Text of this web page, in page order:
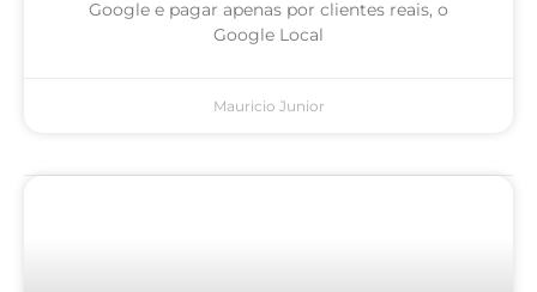
Google e pagar apenas por clientes reais, o
Google Local
Mauricio Junior